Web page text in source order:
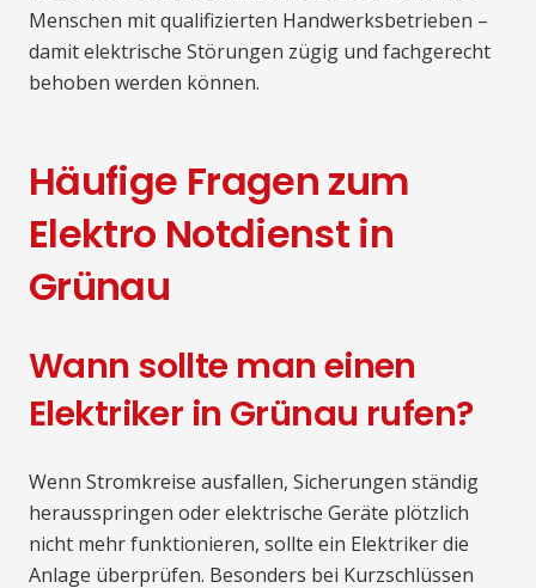
Menschen mit qualifizierten Handwerksbetrieben –
damit elektrische Störungen zügig und fachgerecht
behoben werden können.
Häufige Fragen zum
Elektro Notdienst in
Grünau
Wann sollte man einen
Elektriker in Grünau rufen?
Wenn Stromkreise ausfallen, Sicherungen ständig
herausspringen oder elektrische Geräte plötzlich
nicht mehr funktionieren, sollte ein Elektriker die
Anlage überprüfen. Besonders bei Kurzschlüssen